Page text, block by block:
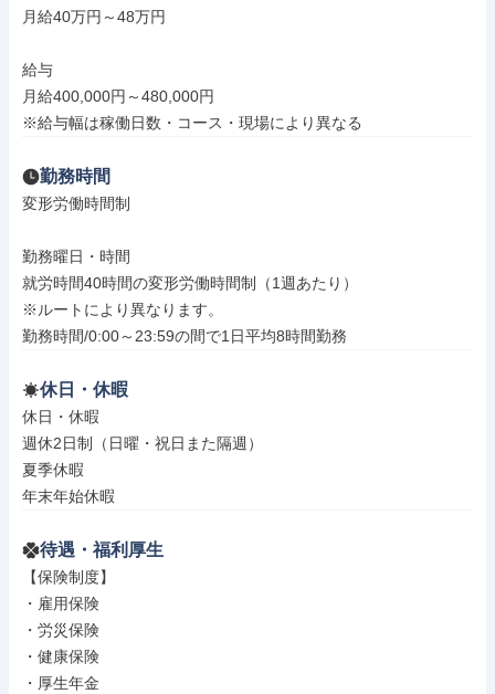
月給40万円～48万円
給与
月給400,000円～480,000円
※給与幅は稼働日数・コース・現場により異なる
勤務時間
変形労働時間制
勤務曜日・時間
就労時間40時間の変形労働時間制（1週あたり）
※ルートにより異なります。
勤務時間/0:00～23:59の間で1日平均8時間勤務
休日・休暇
休日・休暇
週休2日制（日曜・祝日また隔週）
夏季休暇
年末年始休暇
待遇・福利厚生
【保険制度】
・雇用保険
・労災保険
・健康保険
・厚生年金